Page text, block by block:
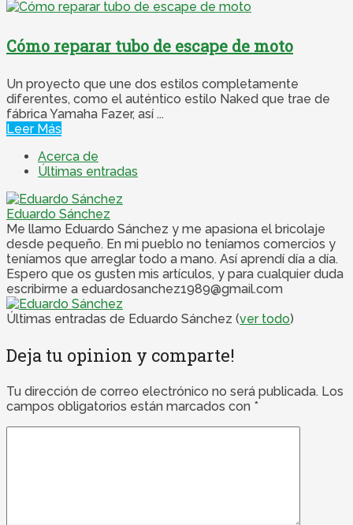
Cómo reparar tubo de escape de moto
Un proyecto que une dos estilos completamente
diferentes, como el auténtico estilo Naked que trae de
fábrica Yamaha Fazer, así ...
Leer Más
Acerca de
Últimas entradas
Eduardo Sánchez
Me llamo Eduardo Sánchez y me apasiona el bricolaje
desde pequeño. En mi pueblo no teníamos comercios y
teníamos que arreglar todo a mano. Así aprendí día a día.
Espero que os gusten mis artículos, y para cualquier duda
escribirme a eduardosanchez1989@gmail.com
Últimas entradas de Eduardo Sánchez (ver todo)
Deja tu opinion y comparte!
Tu dirección de correo electrónico no será publicada. Los
campos obligatorios están marcados con *